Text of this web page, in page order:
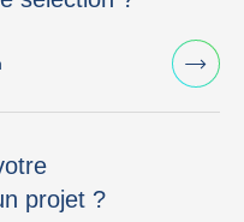
projet ?